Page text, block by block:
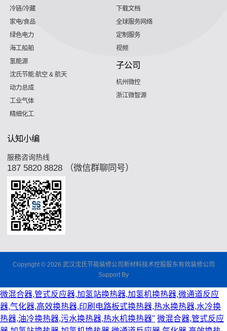
冷链/冷藏
家电/食品
绿色电力
海工船舶
氢能源
沈氏节能:航空 & 航天
动力总成
工业气体
精细化工
下载文档
全球服务网络
定制服务
视频
子公司
杭州微控
浙江微智源
认知小编
服務咨询热线
187 5820 8828 （微信群聊同号）
Copyright © 2026 武汉沈氏节能装修公司新材料技术控股股东有效装修公司
Support By
微混合器,管式反应器,加氢站换热器,加氢机换热器,微通道反应
器,气化器,高效换热器,印刷电路板式换热器,热水换热器,水冷换
热器,油冷换热器,污水换热器,热水机换热器" 微混合器,管式反应